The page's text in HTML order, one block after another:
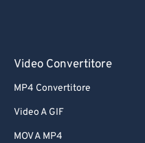
Video Convertitore
MP4 Convertitore
Video A GIF
MOV A MP4